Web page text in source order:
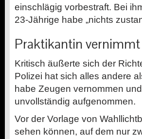
einschlägig vorbestraft. Bei
23-Jährige habe „nichts
Praktikantin
Kritisch äußerte sich der
Polizei hat sich alles andere
habe Zeugen vernommen
unvollständig aufgenommen.
Vor der Vorlage von
sehen können, auf dem nur